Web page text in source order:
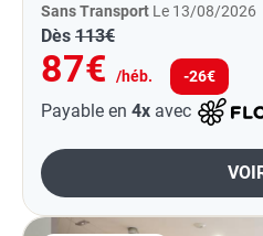
Sans Transport Le 13/08/2026
Dès 113€
87€ /héb. -26€
Payable en 4x avec